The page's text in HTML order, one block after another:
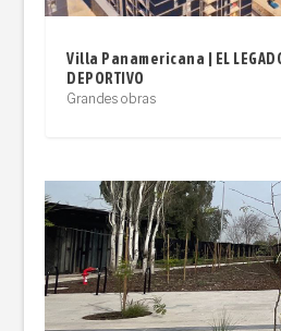
Villa Panamericana | EL
DEPORTIVO
Grandes obras